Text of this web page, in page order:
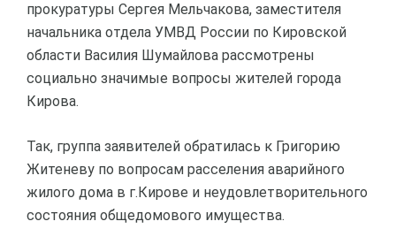
прокуратуры Сергея Мельчакова, заместителя
начальника отдела УМВД России по Кировской
области Василия Шумайлова рассмотрены
социально значимые вопросы жителей города
Кирова.
Так, группа заявителей обратилась к Григорию
Житеневу по вопросам расселения аварийного
жилого дома в г.Кирове и неудовлетворительного
состояния общедомового имущества.